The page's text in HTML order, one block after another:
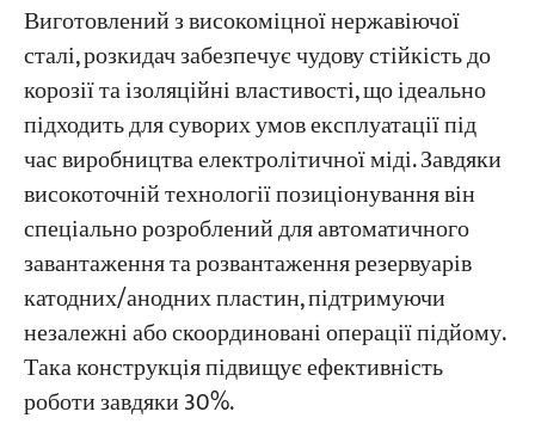
Виготовлений з високоміцної нержавіючої
сталі, розкидач забезпечує чудову стійкість до
корозії та ізоляційні властивості, що ідеально
підходить для суворих умов експлуатації під
час виробництва електролітичної міді. Завдяки
високоточній технології позиціонування він
спеціально розроблений для автоматичного
завантаження та розвантаження резервуарів
катодних/анодних пластин, підтримуючи
незалежні або скоординовані операції підйому.
Така конструкція підвищує ефективність
роботи завдяки 30%.